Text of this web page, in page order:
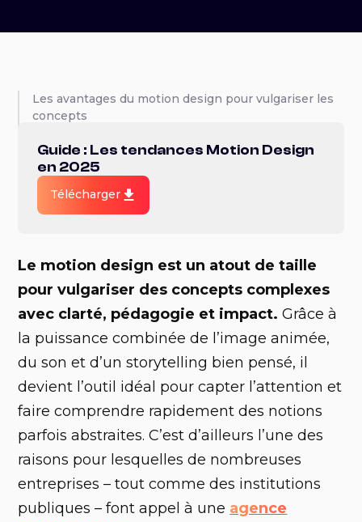
Les avantages du motion design pour vulgariser les
concepts
Guide : Les tendances Motion Design
en 2025
Télécharger
Le motion design est un atout de taille
pour vulgariser des concepts complexes
avec clarté, pédagogie et impact. Grâce à
la puissance combinée de l’image animée,
du son et d’un storytelling bien pensé, il
devient l’outil idéal pour capter l’attention et
faire comprendre rapidement des notions
parfois abstraites. C’est d’ailleurs l’une des
raisons pour lesquelles de nombreuses
entreprises – tout comme des institutions
publiques – font appel à une agence